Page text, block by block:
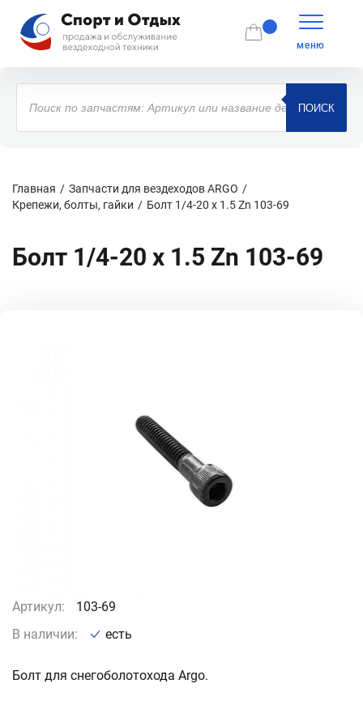
меню
Поиск
товаров
ПОИСК
Главная
Запчасти для вездеходов ARGO
Крепежи, болты, гайки
Болт 1/4-20 x 1.5 Zn 103-69
Болт 1/4-20 x 1.5 Zn 103-69
Артикул:
103-69
В наличии:
есть
Болт для снегоболотохода Argo.